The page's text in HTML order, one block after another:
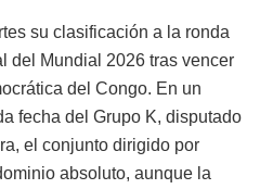
su clasificación a la ronda
del Mundial 2026 tras vencer
del Congo. En un
fecha del Grupo K, disputado
el conjunto dirigido por
absoluto, aunque la